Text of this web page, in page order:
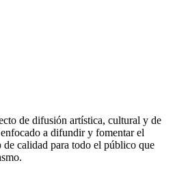
de difusión artística, cultural y de
a difundir y fomentar el
calidad para todo el público que